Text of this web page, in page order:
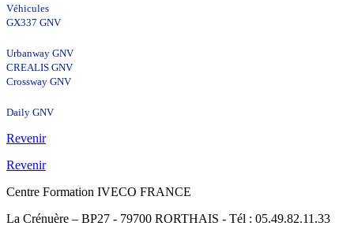
Véhicules
GX337 GNV
Urbanway GNV
CREALIS GNV
Crossway GNV
Daily GNV
Revenir
Revenir
Centre Formation IVECO FRANCE
La Crénuère – BP27 - 79700 RORTHAIS - Tél : 05.49.82.11.33